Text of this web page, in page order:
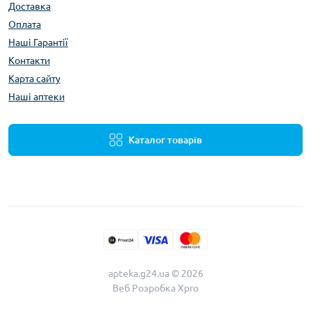
Доставка
Оплата
Наші Гарантії
Контакти
Карта сайту
Наші аптеки
Каталог товарів
apteka.g24.ua © 2026
Веб Розробка Xpro